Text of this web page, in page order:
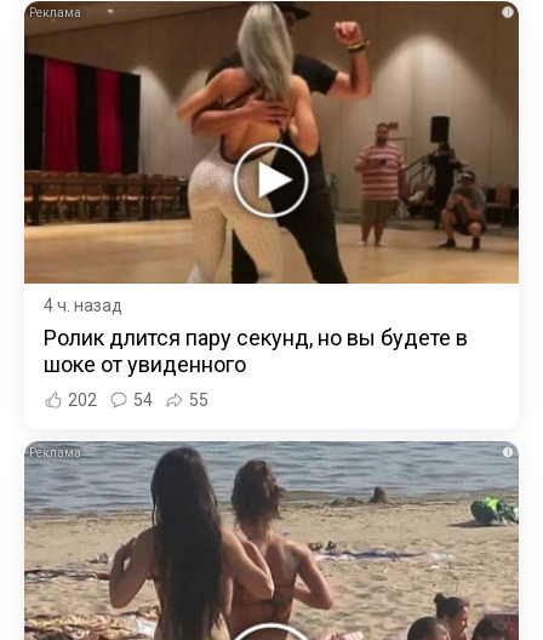
i
4 ч. назад
Ролик длится пару секунд, но вы будете в
шоке от увиденного
202 54 55
i